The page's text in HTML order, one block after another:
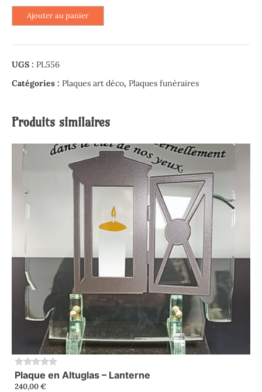
quantité
de
en
granit
Souvenir
Ajouter au panier
UGS : PL556
Catégories : Plaques art déco, Plaques funéraires
Produits similaires
0
Plaque en Altuglas – Lanterne
240,00€